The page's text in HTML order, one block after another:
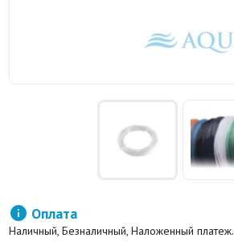
 Оплата
Наличный, Безналичный, Наложенный платеж.